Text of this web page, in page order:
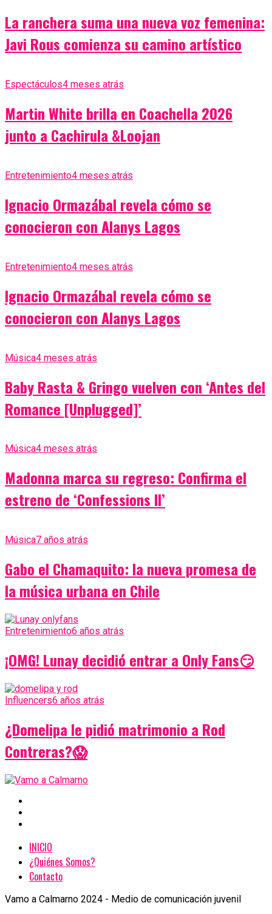
La ranchera suma una nueva voz femenina:
Javi Rous comienza su camino artístico
Espectáculos4 meses atrás
Martin White brilla en Coachella 2026
junto a Cachirula &Loojan
Entretenimiento4 meses atrás
Ignacio Ormazábal revela cómo se
conocieron con Alanys Lagos
Entretenimiento4 meses atrás
Ignacio Ormazábal revela cómo se
conocieron con Alanys Lagos
Música4 meses atrás
Baby Rasta & Gringo vuelven con ‘Antes del
Romance [Unplugged]’
Música4 meses atrás
Madonna marca su regreso: Confirma el
estreno de ‘Confessions II’
Música7 años atrás
Gabo el Chamaquito: la nueva promesa de
la música urbana en Chile
Entretenimiento6 años atrás
¡OMG! Lunay decidió entrar a Only Fans😏
Influencers6 años atrás
¿Domelipa le pidió matrimonio a Rod
Contreras?😱
INICIO
¿Quiénes Somos?
Contacto
Vamo a Calmarno 2024 - Medio de comunicación juvenil